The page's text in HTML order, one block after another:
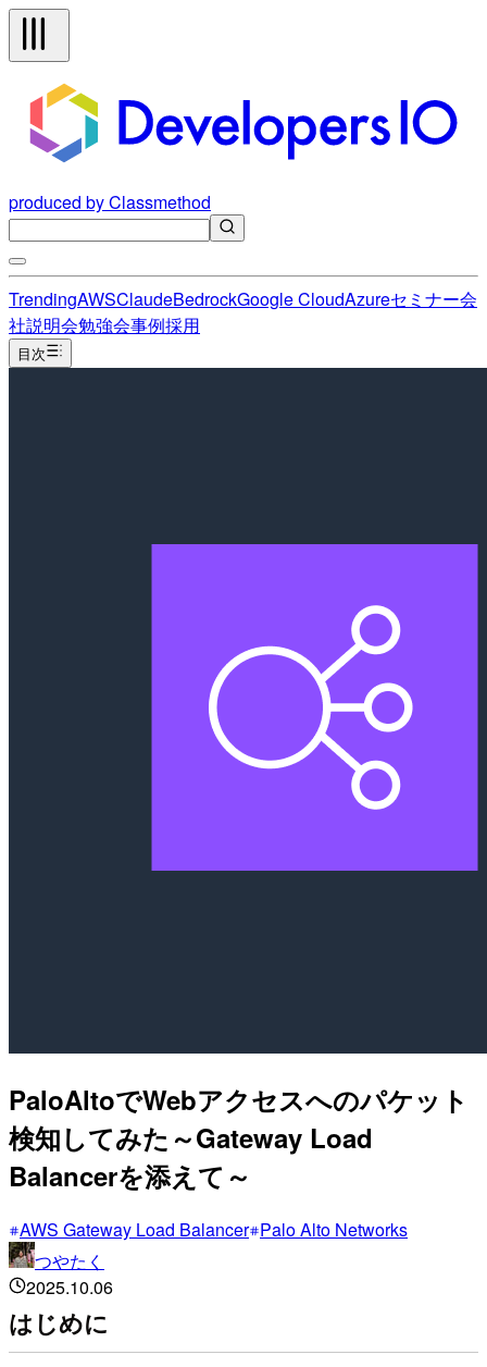
produced by Classmethod
TrendingAWSClaudeBedrockGoogle CloudAzureセミナー会
社説明会勉強会事例採用
目次
PaloAltoでWebアクセスへのパケット
検知してみた～Gateway Load
Balancerを添えて～
AWS Gateway Load Balancer Palo Alto Networks
つやたく
2025.10.06
はじめに